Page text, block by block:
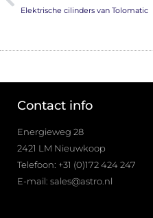
Elektrische cilinders van Tolomatic
Contact info
Energieweg 28
2421 LM Nieuwkoop
Telefoon: +31 (0)172 424 247
E-mail: sales@astro.nl